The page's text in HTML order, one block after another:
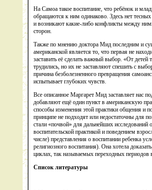
На Самоа такое воспитание, что ребёнок и
обращаются к ним одинаково. Здесь нет
и возникают какие-либо конфликты между
сторон.
Также по мнению доктора Мид последним и
американской является то, что первая не
заставить её сделать важный выбор. «От
трудились, но их не заставляют спешить с
причина безболезненного превращения
испытывает глубоких чувств.
Все описанное Маргарет Мид заставляет нас
добавляют ещё один пункт в американскую
способы изменения этой практики общения и
принципе не подходят или недостаточны для
стали «почвой» для дальнейших
воспитательской практикой и поведением
числе) представления о воспитании ребенка
религиозного воспитания). Она хотела
циклах, так называемых переходных периодов
Список литературы